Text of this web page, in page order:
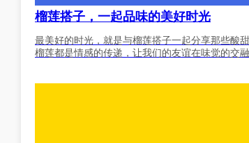
榴莲搭子，一起品味的美好时光
最美好的时光，就是与榴莲搭子一起分享那些酸
榴莲都是情感的传递，让我们的友谊在味觉的交融